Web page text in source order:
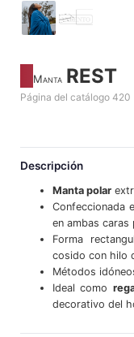
Manta REST
Página del catálogo 420
Descripción
Manta polar
Confeccionada
en ambas caras
Forma
cosido con hilo
Métodos
Ideal como
decorativo del